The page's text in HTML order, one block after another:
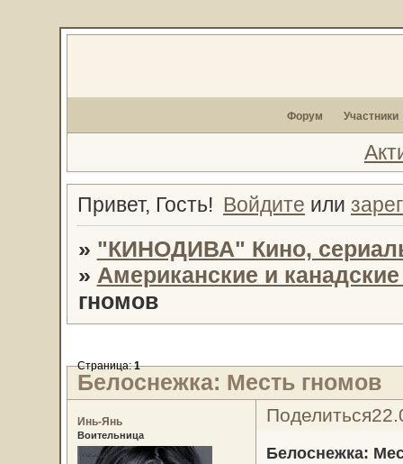
Форум Участники
Привет, Гость! Войдите или
» "КИНОДИВА" Кино,
» Американские и
гномов
Белоснежка: Месть гномов
Страница:1
Поделиться
Инь-Янь
Воительница
Белоснежка: